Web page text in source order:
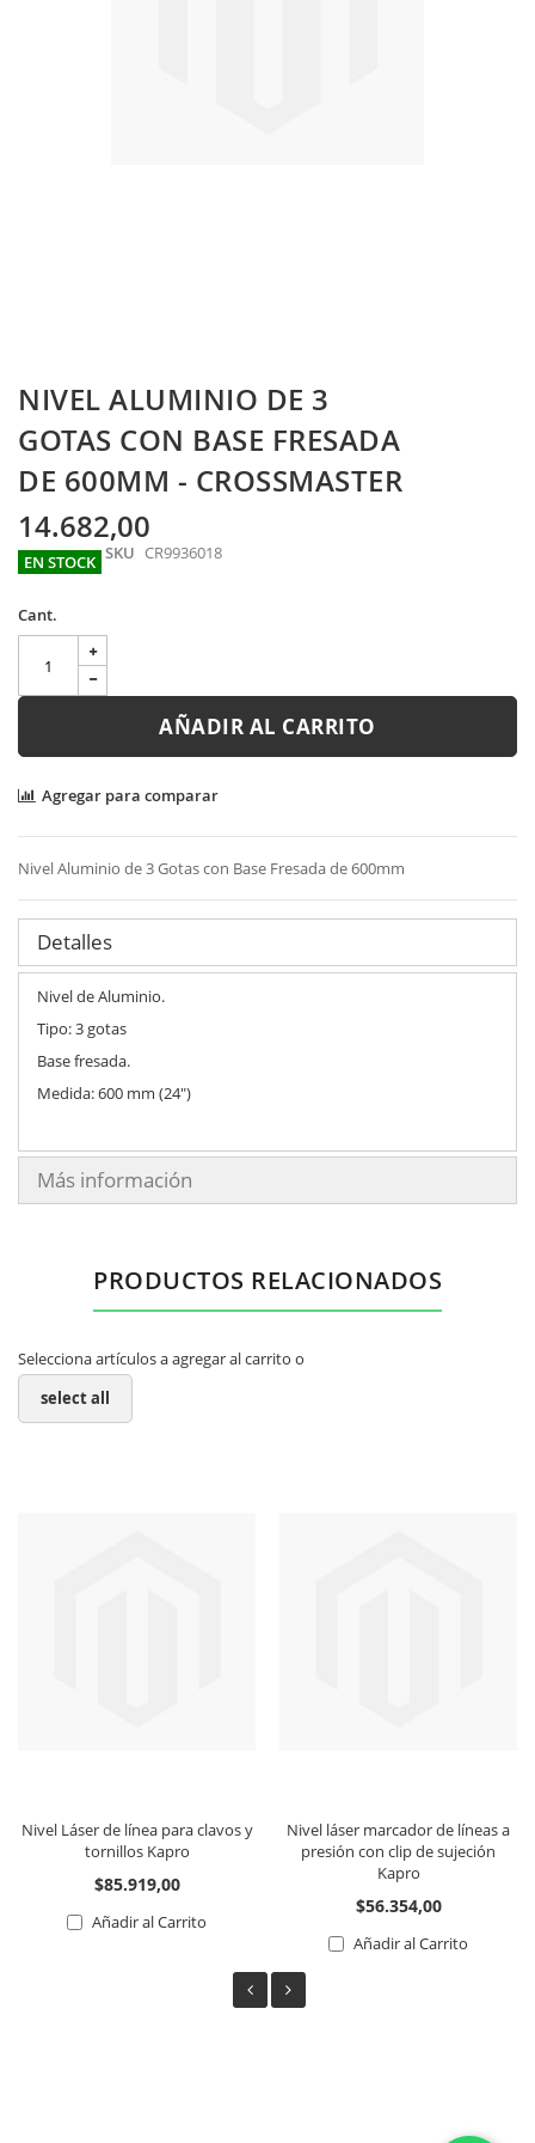
Skip
to
the
beginning
of
the
images
gallery
NIVEL ALUMINIO DE 3
GOTAS CON BASE FRESADA
DE 600MM - CROSSMASTER
14.682,00
EN STOCK SKU CR9936018
Cant.
AÑADIR AL CARRITO
Agregar para comparar
Nivel Aluminio de 3 Gotas con Base Fresada de 600mm
Detalles
Nivel de Aluminio.
Tipo: 3 gotas
Base fresada.
Medida: 600 mm (24")
Más información
PRODUCTOS RELACIONADOS
Selecciona artículos a agregar al carrito o
select all
Nivel Láser de línea para clavos y
tornillos Kapro
$85.919,00
Añadir al Carrito
Nivel láser marcador de líneas a
presión con clip de sujeción
Kapro
$56.354,00
Añadir al Carrito